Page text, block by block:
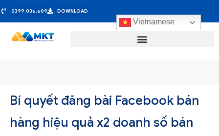
0399.036.609 DOWNLOAD
Vietnamese
Bí quyết đăng bài Facebook bán
hàng hiệu quả x2 doanh số bán